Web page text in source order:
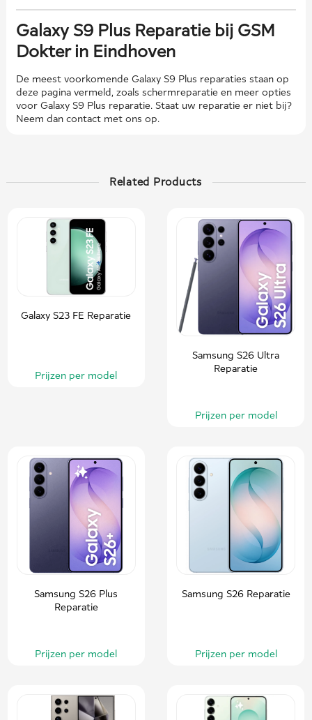
Galaxy S9 Plus Reparatie bij GSM
Dokter in Eindhoven
De meest voorkomende Galaxy S9 Plus reparaties staan ​​op
deze pagina vermeld, zoals schermreparatie en meer opties
voor Galaxy S9 Plus reparatie. Staat uw reparatie er niet bij?
Neem dan contact met ons op.
Related Products
Galaxy S23 FE Reparatie
Prijzen per model
Samsung S26 Ultra
Reparatie
Prijzen per model
Samsung S26 Plus
Reparatie
Prijzen per model
Samsung S26 Reparatie
Prijzen per model